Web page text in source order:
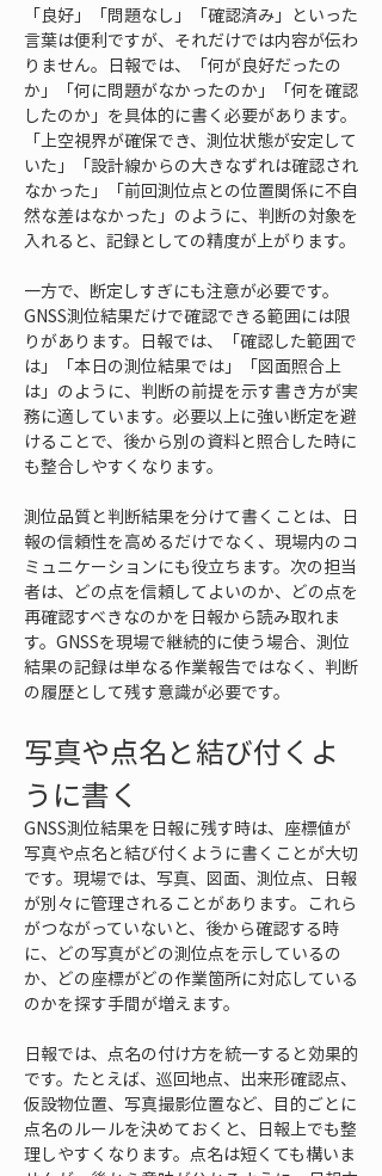
「良好」「問題なし」「確認済み」といった
言葉は便利ですが、それだけでは内容が伝わ
りません。日報では、「何が良好だったの
か」「何に問題がなかったのか」「何を確認
したのか」を具体的に書く必要があります。
「上空視界が確保でき、測位状態が安定して
いた」「設計線からの大きなずれは確認され
なかった」「前回測位点との位置関係に不自
然な差はなかった」のように、判断の対象を
入れると、記録としての精度が上がります。
一方で、断定しすぎにも注意が必要です。
GNSS測位結果だけで確認できる範囲には限
りがあります。日報では、「確認した範囲で
は」「本日の測位結果では」「図面照合上
は」のように、判断の前提を示す書き方が実
務に適しています。必要以上に強い断定を避
けることで、後から別の資料と照合した時に
も整合しやすくなります。
測位品質と判断結果を分けて書くことは、日
報の信頼性を高めるだけでなく、現場内のコ
ミュニケーションにも役立ちます。次の担当
者は、どの点を信頼してよいのか、どの点を
再確認すべきなのかを日報から読み取れま
す。GNSSを現場で継続的に使う場合、測位
結果の記録は単なる作業報告ではなく、判断
の履歴として残す意識が必要です。
写真や点名と結び付くよ
うに書く
GNSS測位結果を日報に残す時は、座標値が
写真や点名と結び付くように書くことが大切
です。現場では、写真、図面、測位点、日報
が別々に管理されることがあります。これら
がつながっていないと、後から確認する時
に、どの写真がどの測位点を示しているの
か、どの座標がどの作業箇所に対応している
のかを探す手間が増えます。
日報では、点名の付け方を統一すると効果的
です。たとえば、巡回地点、出来形確認点、
仮設物位置、写真撮影位置など、目的ごとに
点名のルールを決めておくと、日報上でも整
理しやすくなります。点名は短くても構いま